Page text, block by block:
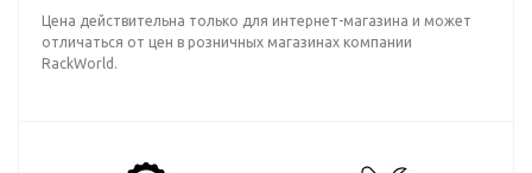
Цена действительна только для интернет-магазина и может
отличаться от цен в розничных магазинах компании
RackWorld.